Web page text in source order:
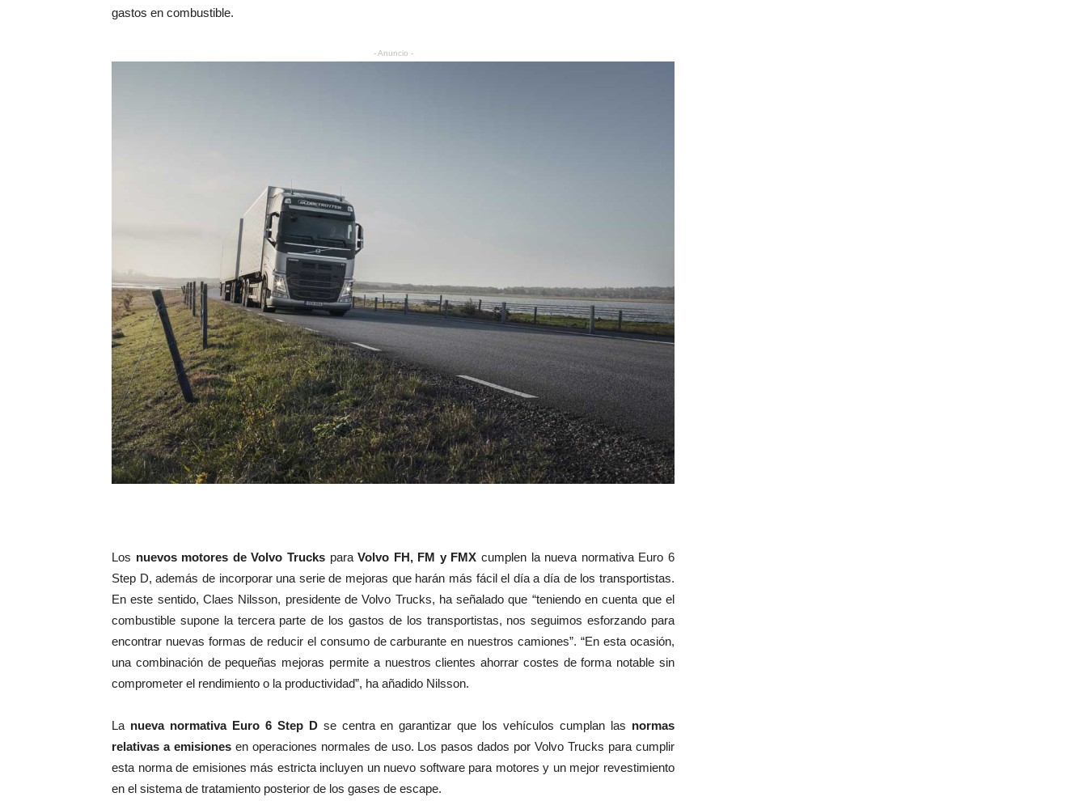
gastos en combustible.
- Anuncio -
Los nuevos motores de Volvo TrucksparaVolvo FH, FM y FMX cumplen la nueva normativa Euro 6
Step D, además de incorporar una serie de mejoras que harán más fácil el día a día de los transportistas.
En este sentido, Claes Nilsson, presidente de Volvo Trucks, ha señalado que “teniendo en cuenta que el
combustible supone la tercera parte de los gastos de los transportistas, nos seguimos esforzando para
encontrar nuevas formas de reducir el consumo de carburante en nuestros camiones”. “En esta ocasión,
una combinación de pequeñas mejoras permite a nuestros clientes ahorrar costes de forma notable sin
comprometer el rendimiento o la productividad”, ha añadido Nilsson.
La nueva normativa Euro 6 Step Dse centra en garantizar que los vehículos cumplan las normas
relativas a emisionesen operaciones normales de uso. Los pasos dados por Volvo Trucks para cumplir
esta norma de emisiones más estricta incluyen un nuevo software para motores y un mejor revestimiento
en el sistema de tratamiento posterior de los gases de escape.